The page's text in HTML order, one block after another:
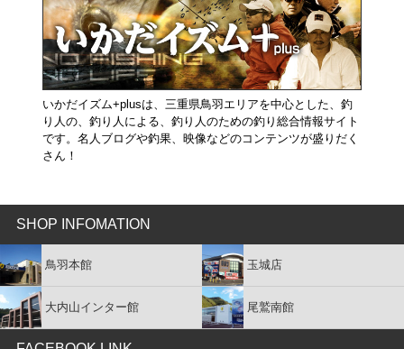
いかだイズム+plusは、三重県鳥羽エリアを中心とした、釣
り人の、釣り人による、釣り人のための釣り総合情報サイト
です。名人ブログや釣果、映像などのコンテンツが盛りだく
さん！
SHOP INFOMATION
鳥羽本館 玉城店
大内山インター館 尾鷲南館